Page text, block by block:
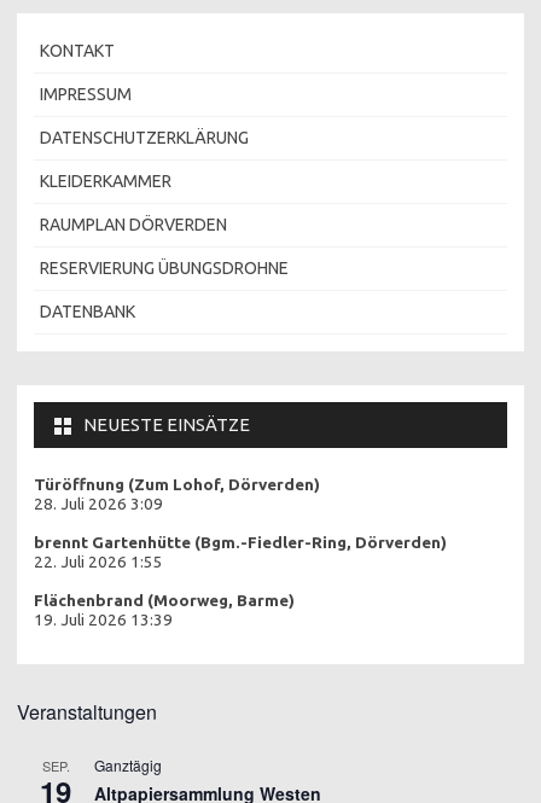
KONTAKT
IMPRESSUM
DATENSCHUTZERKLÄRUNG
KLEIDERKAMMER
RAUMPLAN DÖRVERDEN
RESERVIERUNG ÜBUNGSDROHNE
DATENBANK
NEUESTE EINSÄTZE
Türöffnung (Zum Lohof, Dörverden)
28. Juli 2026 3:09
brennt Gartenhütte (Bgm.-Fiedler-Ring, Dörverden)
22. Juli 2026 1:55
Flächenbrand (Moorweg, Barme)
19. Juli 2026 13:39
Veranstaltungen
SEP.
19
Ganztägig
Altpapiersammlung Westen